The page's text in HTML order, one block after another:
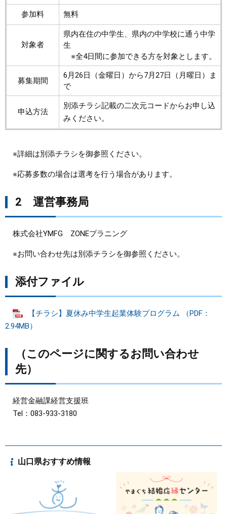
参加料 無料
対象者
​県内在住の中学生、県内の中学校に通う中学
生
※全4日間に参加できる方を対象とします。
​募集期間
6月26日（金曜日）から7月27日（月曜日）ま
で
申込方法
別添チラシ記載の二次元コードからお申し込
みください。
※詳細は別添チラシを御参照ください。
※応募多数の場合は選考を行う場合があります。
2 運営事務局
株式会社YMFG ZONEプラニング
※お問い合わせ先は別添チラシを御参照ください。
添付ファイル
【チラシ】夏休み中学生起業体験プログラム （PDF：
2.94MB）
（このページに関するお問い合わせ
先）
経営金融課経営支援班
Tel：083-933-3180
山口県おすすめ情報